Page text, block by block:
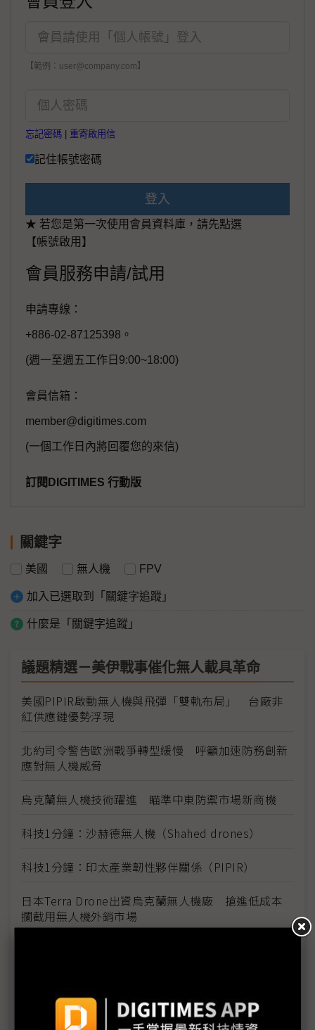
【範例：user@company.com】
忘記密碼 重寄啟用信
記住帳號密碼
登入
★ 若您是第一次使用會員資料庫，請先點選
【帳號啟用】
會員服務申請/試用
申請專線：
+886-02-87125398。
(週一至週五工作日9:00~18:00)
會員信箱：
member@digitimes.com
(一個工作日內將回覆您的來信)
訂閱DIGITIMES 行動版
關鍵字
美國 無人機 FPV
加入已選取到「關鍵字追蹤」
什麼是「關鍵字追蹤」
議題精選－美伊戰事催化無人載具革命
美國PIPIR啟動無人機與飛彈「雙軌布局」 台廠非
紅供應鏈優勢浮現
北約司令警告歐洲戰爭轉型緩慢 呼籲加速防務創新
應對無人機威脅
烏克蘭無人機技術躍進 瞄準中東防禦市場新商機
科技1分鐘：沙赫德無人機（Shahed drones）
科技1分鐘：印太產業韌性夥伴關係（PIPIR）
日本Terra Drone出資烏克蘭無人機廠 搶進低成本
攔截用無人機外銷市場
Anduril攜手Palantir主導金穹系統核心軟體 美國航
太防禦盾加速成形